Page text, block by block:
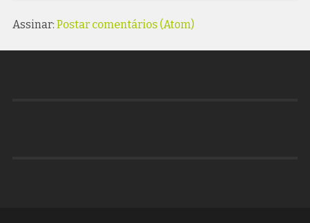
Assinar: Postar comentários (Atom)